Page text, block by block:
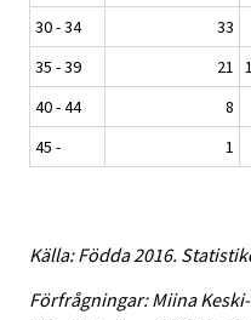
30 - 34
33
35 - 39
21
40 - 44
8
45 -
1
Källa: Födda 2016.
Förfrågningar: Miina